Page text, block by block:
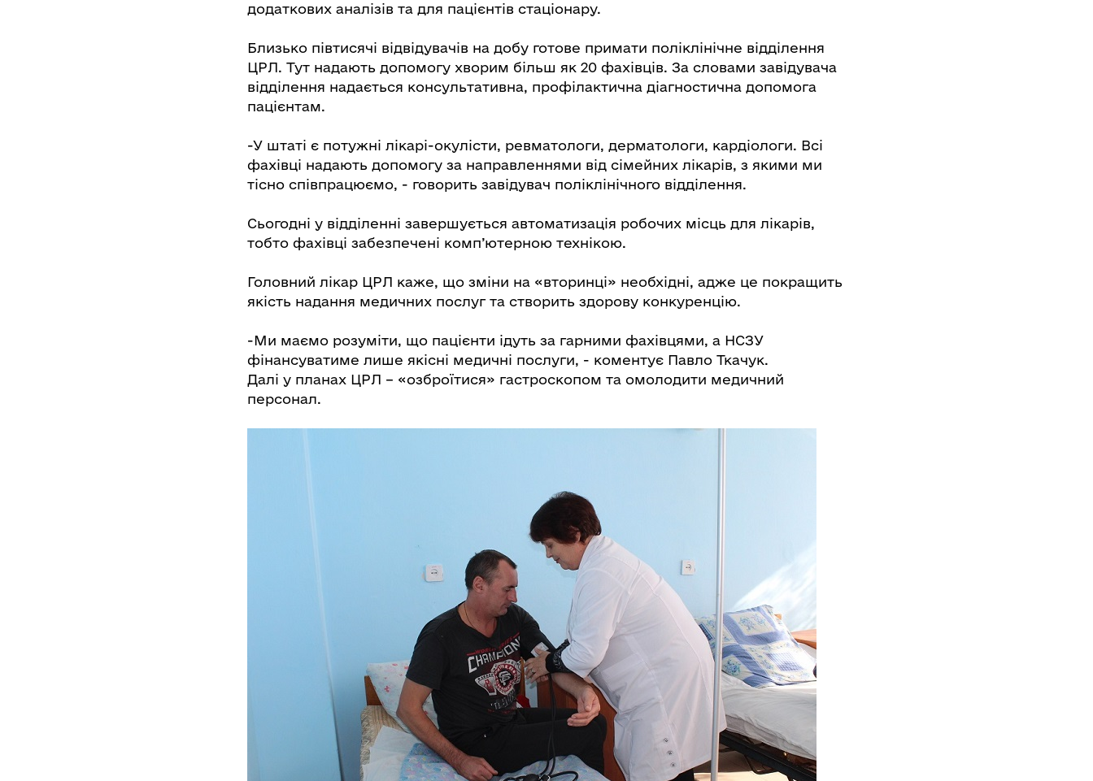
додаткових аналізів та для пацієнтів стаціонару.
Близько півтисячі відвідувачів на добу готове примати поліклінічне відділення
ЦРЛ. Тут надають допомогу хворим більш як 20 фахівців. За словами завідувача
відділення надається консультативна, профілактична діагностична допомога
пацієнтам.
-У штаті є потужні лікарі-окулісти, ревматологи, дерматологи, кардіологи. Всі
фахівці надають допомогу за направленнями від сімейних лікарів, з якими ми
тісно співпрацюємо, - говорить завідувач поліклінічного відділення.
Сьогодні у відділенні завершується автоматизація робочих місць для лікарів,
тобто фахівці забезпечені комп’ютерною технікою.
Головний лікар ЦРЛ каже, що зміни на «вторинці» необхідні, адже це покращить
якість надання медичних послуг та створить здорову конкуренцію.
-Ми маємо розуміти, що пацієнти ідуть за гарними фахівцями, а НСЗУ
фінансуватиме лише якісні медичні послуги, - коментує Павло Ткачук.
Далі у планах ЦРЛ – «озброїтися» гастроскопом та омолодити медичний
персонал.